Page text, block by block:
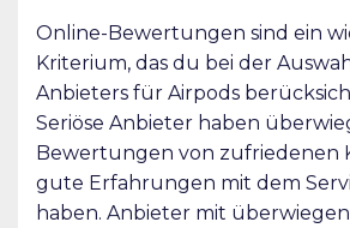
Online-Bewertungen sind ein
Kriterium, das du bei der
Anbieters für Airpods
Seriöse Anbieter haben
Bewertungen von zufriedenen
gute Erfahrungen mit dem
haben. Anbieter mit